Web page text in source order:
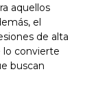
aquellos
el
de alta
lo convierte
buscan